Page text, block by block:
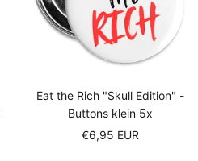
Eat the Rich "Skull Edition" -
Buttons klein 5x
Sale
€6,95 EUR